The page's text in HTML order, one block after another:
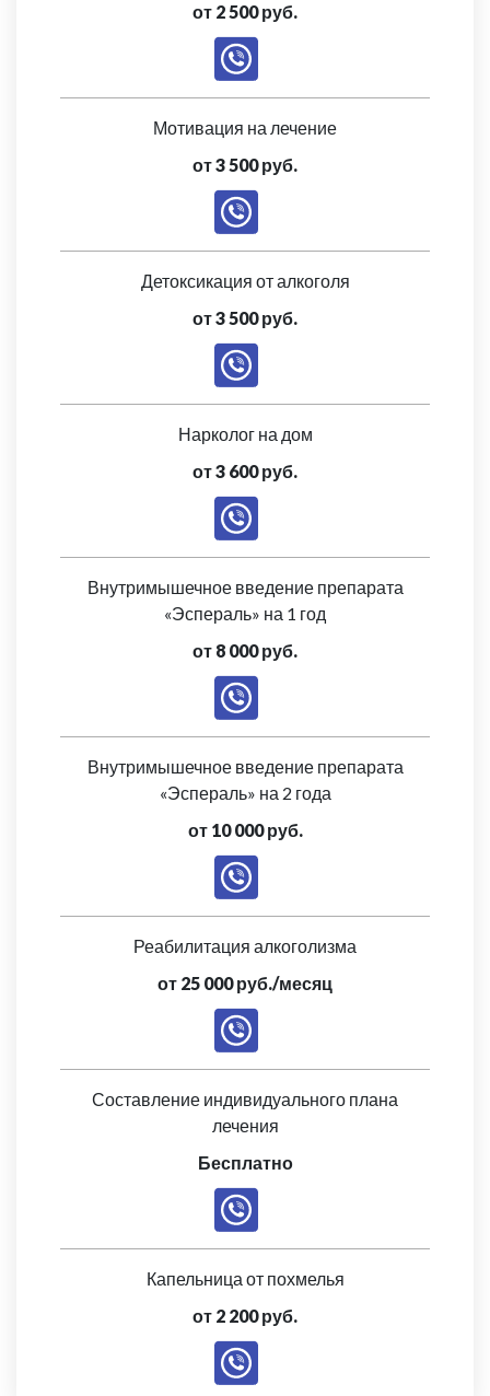
от 2 500 руб.
Мотивация на лечение
от 3 500 руб.
Детоксикация от алкоголя
от 3 500 руб.
Нарколог на дом
от 3 600 руб.
Внутримышечное введение препарата
«Эспераль» на 1 год
от 8 000 руб.
Внутримышечное введение препарата
«Эспераль» на 2 года
от 10 000 руб.
Реабилитация алкоголизма
от 25 000 руб./месяц
Составление индивидуального плана
лечения
Бесплатно
Капельница от похмелья
от 2 200 руб.